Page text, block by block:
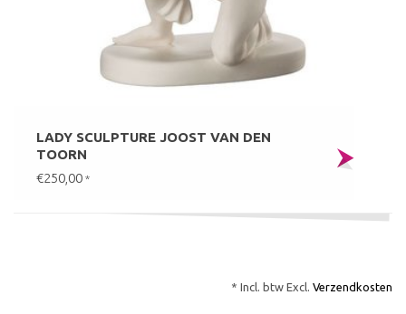
LADY SCULPTURE JOOST VAN DEN
TOORN
€250,00 *
* Incl. btw Excl. Verzendkosten